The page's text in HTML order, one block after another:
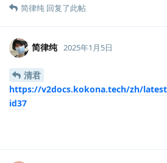
简律纯 回复了此帖
简律纯 2025年1月5日
清君
https://v2docs.kokona.tech/zh/
id37